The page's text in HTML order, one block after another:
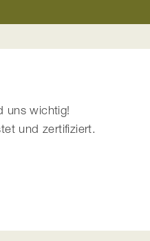
uns wichtig!
und zertifiziert.